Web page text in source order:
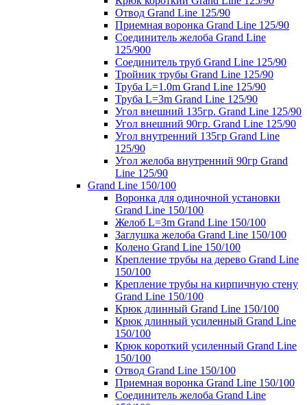
Отвод Grand Line 125/90
Приемная воронка Grand Line 125/90
Соединитель желоба Grand Line
125/900
Соединитель труб Grand Line 125/90
Тройник трубы Grand Line 125/90
Труба L=1.0m Grand Line 125/90
Труба L=3m Grand Line 125/90
Угол внешний 135гр. Grand Line 125/90
Угол внешний 90гр. Grand Line 125/90
Угол внутренний 135гр Grand Line
125/90
Угол желоба внутренний 90гр Grand
Line 125/90
Grand Line 150/100
Воронка для одиночной установки
Grand Line 150/100
Желоб L=3m Grand Line 150/100
Заглушка желоба Grand Line 150/100
Колено Grand Line 150/100
Крепление трубы на дерево Grand Line
150/100
Крепление трубы на кирпичную стену
Grand Line 150/100
Крюк длинный Grand Line 150/100
Крюк длинный усиленный Grand Line
150/100
Крюк короткий усиленный Grand Line
150/100
Отвод Grand Line 150/100
Приемная воронка Grand Line 150/100
Соединитель желоба Grand Line